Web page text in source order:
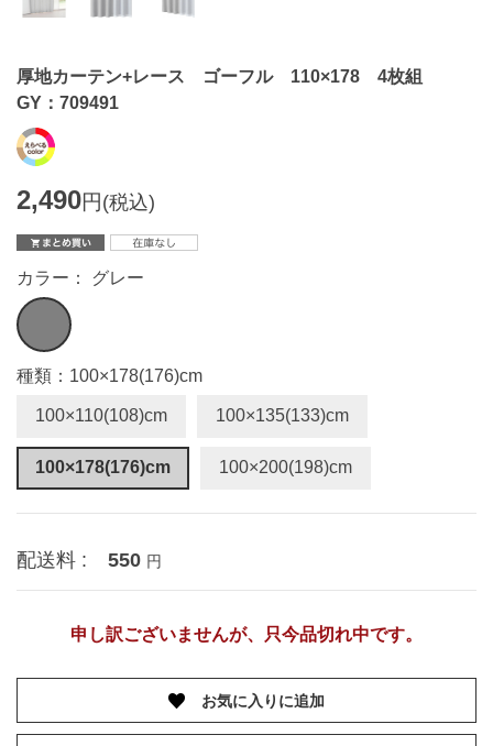
厚地カーテン+レース ゴーフル 110×178 4枚組
GY：709491
2,490円(税込)
カラー： グレー
種類：100×178(176)cm
100×110(108)cm 100×135(133)cm
100×178(176)cm 100×200(198)cm
配送料 : 550 円
申し訳ございませんが、只今品切れ中です。
お気に入りに追加